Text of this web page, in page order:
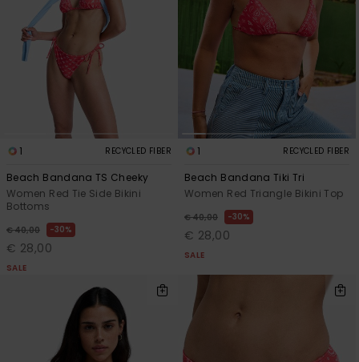
1 RECYCLED FIBER
Beach Bandana TS Cheeky
Women Red Tie Side Bikini
Bottoms
€ 40,00 30%
€ 28,00
SALE
1 RECYCLED FIBER
Beach Bandana Tiki Tri
Women Red Triangle Bikini Top
€ 40,00 30%
€ 28,00
SALE